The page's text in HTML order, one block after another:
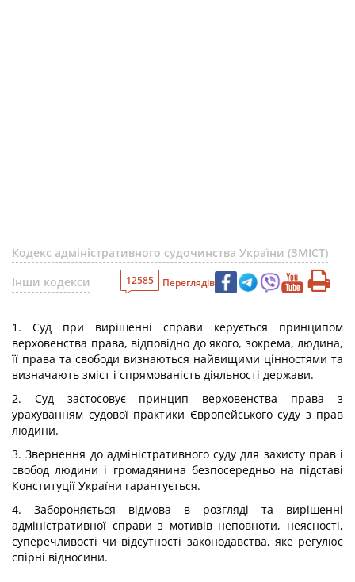
Кодекс адміністративного судочинства України (ЗМІСТ)
Інши кодекси
12585 Переглядів
1. Суд при вирішенні справи керується принципом
верховенства права, відповідно до якого, зокрема, людина,
її права та свободи визнаються найвищими цінностями та
визначають зміст і спрямованість діяльності держави.
2. Суд застосовує принцип верховенства права з
урахуванням судової практики Європейського суду з прав
людини.
3. Звернення до адміністративного суду для захисту прав і
свобод людини і громадянина безпосередньо на підставі
Конституції України гарантується.
4. Забороняється відмова в розгляді та вирішенні
адміністративної справи з мотивів неповноти, неясності,
суперечливості чи відсутності законодавства, яке регулює
спірні відносини.